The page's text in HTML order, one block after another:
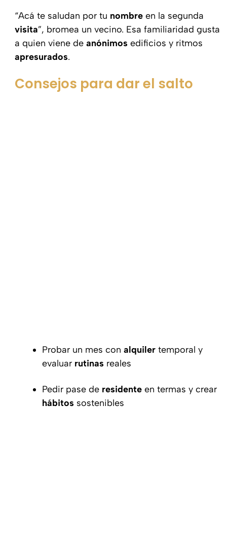
“Acá te saludan por tu nombre en la segunda
visita”, bromea un vecino. Esa familiaridad gusta
a quien viene de anónimos edificios y ritmos
apresurados.
Consejos para dar el salto
Probar un mes con alquiler temporal y
evaluar rutinas reales
Pedir pase de residente en termas y crear
hábitos sostenibles